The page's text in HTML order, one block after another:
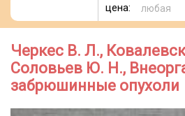
цена:
Черкес В. Л.,
Соловьев Ю. Н.,
забрюшинные опухоли